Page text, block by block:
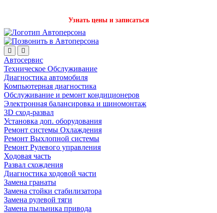
Узнать цены и записаться
Автосервис
Техническое Обслуживание
Диагностика автомобиля
Компьютерная диагностика
Обслуживание и ремонт кондиционеров
Электронная балансировка и шиномонтаж
3D сход-развал
Установка доп. оборудования
Ремонт системы Охлаждения
Ремонт Выхлопной системы
Ремонт Рулевого управления
Ходовая часть
Развал схождения
Диагностика ходовой части
Замена гранаты
Замена стойки стабилизатора
Замена рулевой тяги
Замена пыльника привода